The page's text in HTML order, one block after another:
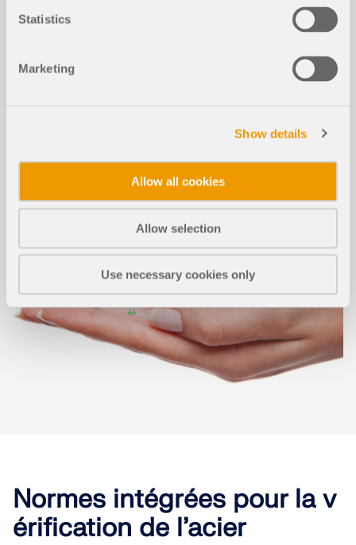
Statistics
Marketing
Show details
Allow all cookies
Allow selection
Use necessary cookies only
Normes intégrées pour la v
érification de l’acier